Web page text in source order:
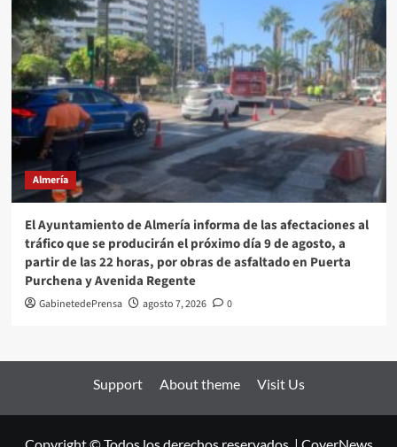
Almería
El Ayuntamiento de Almería informa de las afectaciones al
tráfico que se producirán el próximo día 9 de agosto, a
partir de las 22 horas, por obras de asfaltado en Puerta
Purchena y Avenida Regente
GabinetedePrensa agosto 7, 2026 0
Support About theme Visit Us